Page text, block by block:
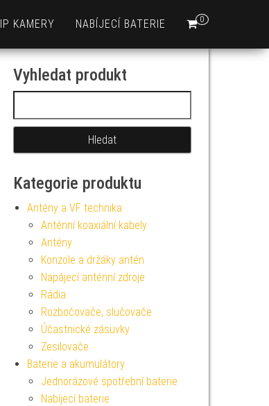
0
IP KAMERY NABÍJECÍ BATERIE
Vyhledat produkt
Kategorie produktu
Antény a VF technika
Anténní koaxiální kabely
Antény
Konzole a držáky antén
Napájecí anténní zdroje
Rádia
Rozbočovače, slučovače
Účastnické zásuvky
Zesilovače
Baterie a akumulátory
Jednorázové spotřební baterie
Nabíjecí baterie